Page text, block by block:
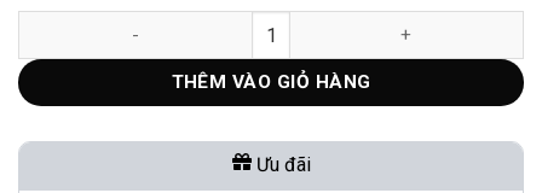
Galaxy Ring Bạc – Chính Hãng VN số lượng
THÊM VÀO GIỎ HÀNG
Ưu đãi